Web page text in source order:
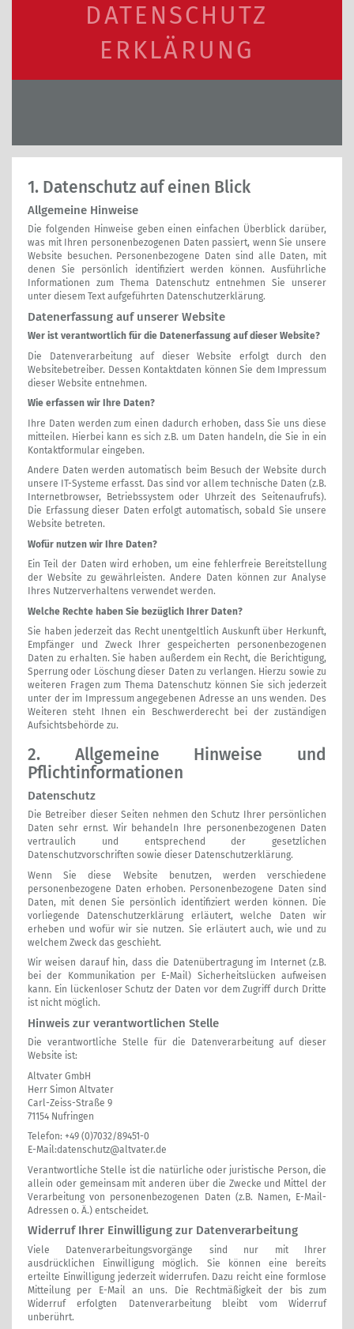
DATENSCHUTZ
ERKLÄRUNG
1. Datenschutz auf einen Blick
Allgemeine Hinweise
Die folgenden Hinweise geben einen einfachen Überblick darüber,
was mit Ihren personenbezogenen Daten passiert, wenn Sie unsere
Website besuchen. Personenbezogene Daten sind alle Daten, mit
denen Sie persönlich identifiziert werden können. Ausführliche
Informationen zum Thema Datenschutz entnehmen Sie unserer
unter diesem Text aufgeführten Datenschutzerklärung.
Datenerfassung auf unserer Website
Wer ist verantwortlich für die Datenerfassung auf dieser Website?
Die Datenverarbeitung auf dieser Website erfolgt durch den
Websitebetreiber. Dessen Kontaktdaten können Sie dem Impressum
dieser Website entnehmen.
Wie erfassen wir Ihre Daten?
Ihre Daten werden zum einen dadurch erhoben, dass Sie uns diese
mitteilen. Hierbei kann es sich z.B. um Daten handeln, die Sie in ein
Kontaktformular eingeben.
Andere Daten werden automatisch beim Besuch der Website durch
unsere IT-Systeme erfasst. Das sind vor allem technische Daten (z.B.
Internetbrowser, Betriebssystem oder Uhrzeit des Seitenaufrufs).
Die Erfassung dieser Daten erfolgt automatisch, sobald Sie unsere
Website betreten.
Wofür nutzen wir Ihre Daten?
Ein Teil der Daten wird erhoben, um eine fehlerfreie Bereitstellung
der Website zu gewährleisten. Andere Daten können zur Analyse
Ihres Nutzerverhaltens verwendet werden.
Welche Rechte haben Sie bezüglich Ihrer Daten?
Sie haben jederzeit das Recht unentgeltlich Auskunft über Herkunft,
Empfänger und Zweck Ihrer gespeicherten personenbezogenen
Daten zu erhalten. Sie haben außerdem ein Recht, die Berichtigung,
Sperrung oder Löschung dieser Daten zu verlangen. Hierzu sowie zu
weiteren Fragen zum Thema Datenschutz können Sie sich jederzeit
unter der im Impressum angegebenen Adresse an uns wenden. Des
Weiteren steht Ihnen ein Beschwerderecht bei der zuständigen
Aufsichtsbehörde zu.
2. Allgemeine Hinweise und
Pflichtinformationen
Datenschutz
Die Betreiber dieser Seiten nehmen den Schutz Ihrer persönlichen
Daten sehr ernst. Wir behandeln Ihre personenbezogenen Daten
vertraulich und entsprechend der gesetzlichen
Datenschutzvorschriften sowie dieser Datenschutzerklärung.
Wenn Sie diese Website benutzen, werden verschiedene
personenbezogene Daten erhoben. Personenbezogene Daten sind
Daten, mit denen Sie persönlich identifiziert werden können. Die
vorliegende Datenschutzerklärung erläutert, welche Daten wir
erheben und wofür wir sie nutzen. Sie erläutert auch, wie und zu
welchem Zweck das geschieht.
Wir weisen darauf hin, dass die Datenübertragung im Internet (z.B.
bei der Kommunikation per E-Mail) Sicherheitslücken aufweisen
kann. Ein lückenloser Schutz der Daten vor dem Zugriff durch Dritte
ist nicht möglich.
Hinweis zur verantwortlichen Stelle
Die verantwortliche Stelle für die Datenverarbeitung auf dieser
Website ist:
Altvater GmbH
Herr Simon Altvater
Carl-Zeiss-Straße 9
71154 Nufringen
Telefon: +49 (0)7032/89451-0
E-Mail:datenschutz@altvater.de
Verantwortliche Stelle ist die natürliche oder juristische Person, die
allein oder gemeinsam mit anderen über die Zwecke und Mittel der
Verarbeitung von personenbezogenen Daten (z.B. Namen, E-Mail-
Adressen o. Ä.) entscheidet.
Widerruf Ihrer Einwilligung zur Datenverarbeitung
Viele Datenverarbeitungsvorgänge sind nur mit Ihrer
ausdrücklichen Einwilligung möglich. Sie können eine bereits
erteilte Einwilligung jederzeit widerrufen. Dazu reicht eine formlose
Mitteilung per E-Mail an uns. Die Rechtmäßigkeit der bis zum
Widerruf erfolgten Datenverarbeitung bleibt vom Widerruf
unberührt.